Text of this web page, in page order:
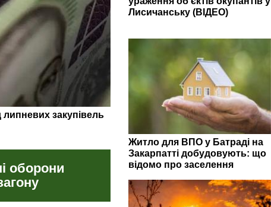
кого з жителів
Лисичанську (ВІДЕО)
Житло для ВПО у Батраді на
Закарпатті добудовують: що
відомо про заселення
оборони